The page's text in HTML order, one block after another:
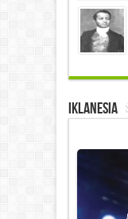
IKLANESIA